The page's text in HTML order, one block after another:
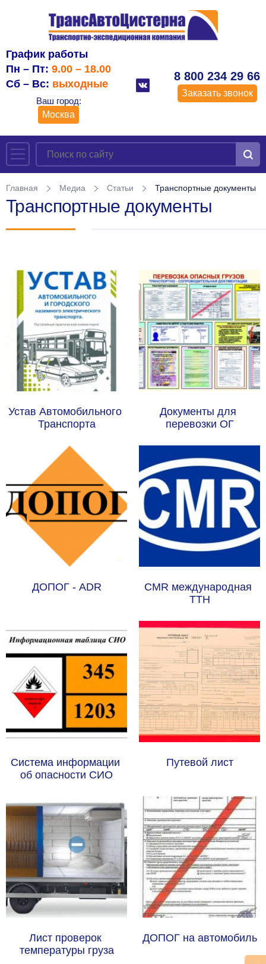
График работы
Пн – Пт: 9.00 – 18.00
Сб – Вс: выходные
Ваш город:
Москва
8 800 234 29 66
Заказать звонок
Главная Медиа Статьи Транспортные документы
Транспортные документы
Устав Автомобильного
Транспорта
Документы для
перевозки ОГ
ДОПОГ - ADR
CMR международная
ТТН
Система информации
об опасности СИО
Путевой лист
Лист проверок
температуры груза
ДОПОГ на автомобиль